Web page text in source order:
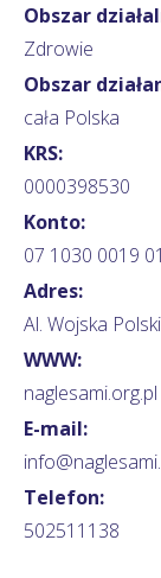
Obszar
Zdrowie
Obszar
cała Polska
KRS:
0000398530
Konto:
07 1030 0019
Adres:
Al. Wojska
WWW:
naglesami.org.pl
E-mail:
Telefon:
502511138